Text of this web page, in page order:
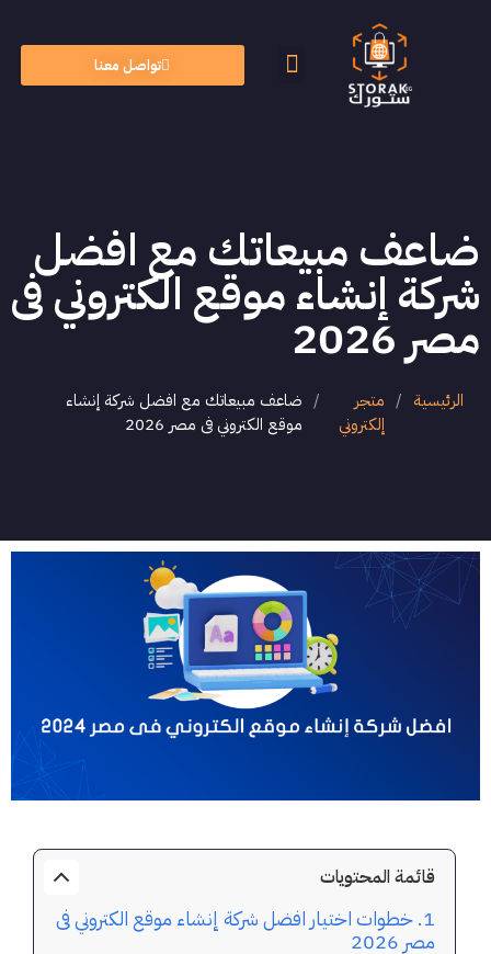
تواصل معنا
ضاعف مبيعاتك مع افضل
شركة إنشاء موقع الكتروني فى
مصر 2026
الرئيسية / متجر
إلكتروني
/ ضاعف مبيعاتك مع افضل شركة إنشاء
موقع الكتروني فى مصر 2026
قائمة المحتويات
خطوات اختيار افضل شركة إنشاء موقع الكتروني فى
مصر 2026